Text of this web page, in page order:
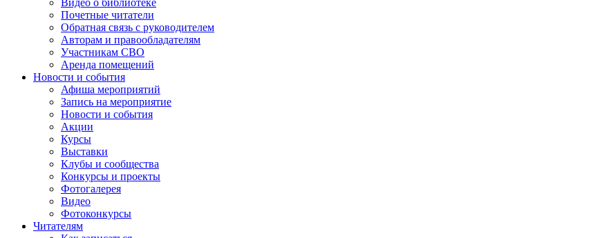
Видео о библиотеке
Почетные читатели
Обратная связь с руководителем
Авторам и правообладателям
Участникам СВО
Аренда помещений
Новости и события
Афиша мероприятий
Запись на мероприятие
Новости и события
Акции
Курсы
Выставки
Клубы и сообщества
Конкурсы и проекты
Фотогалерея
Видео
Фотоконкурсы
Читателям